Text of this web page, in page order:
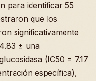
para identificar 55
que los
significativamente
± una
(IC50 = 7.17
específica),